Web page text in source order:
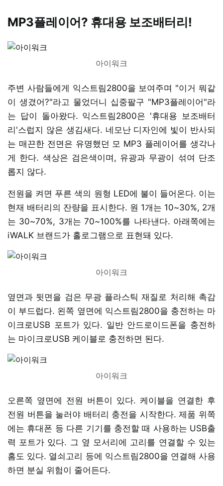
MP3플레이어? 휴대용 보조배터리!
아이워크
주변 사람들에게 익스트림2800을 보여주며 "이거 뭐같
이 생겼어?"라고 물었더니 십중팔구 "MP3플레이어"라
는 답이 돌아왔다. 익스트림2800은 '휴대용 보조배터
리'스럽지 않은 생김새다. 네모난 디자인에 빛이 반사되
는 매끈한 전면은 유명했던 모 MP3 플레이어를 생각나
게 한다. 색상은 검은색이며, 유광과 무광이 섞여 단조
롭지 않다.
전원을 켜면 푸른 색의 원형 LED에 불이 들어온다. 이는
현재 배터리의 잔량을 표시한다. 원 1개는 10~30%, 2개
는 30~70%, 3개는 70~100%를 나타낸다. 아래쪽에는
iWALK 브랜드가 홀로그램으로 표현돼 있다.
아이워크
옆면과 뒷면을 검은 무광 플라스틱 재질로 처리해 촉감
이 부드럽다. 왼쪽 옆면에 익스트림2800을 충전하는 마
이크로USB 포트가 있다. 일반 안드로이드폰을 충전하
는 마이크로USB 케이블로 충전하면 된다.
아이워크
오른쪽 옆면에 전원 버튼이 있다. 케이블을 연결한 후
전원 버튼을 눌러야 배터리 충전을 시작한다. 제품 위쪽
에는 휴대폰 등 다른 기기를 충전할 때 사용하는 USB출
력 포트가 있다. 그 옆 모서리에 고리를 연결할 수 있는
홈도 있다. 열쇠고리 등에 익스트림2800을 연결해 사용
하면 분실 위험이 줄어든다.